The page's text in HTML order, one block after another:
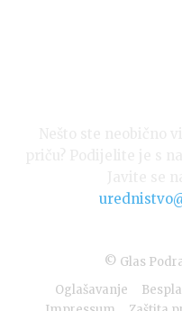
© Glas
Oglašavanje